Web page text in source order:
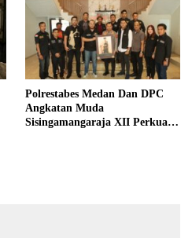
Polrestabes Medan Dan DPC
Angkatan Muda
Sisingamangaraja XII Perkuat